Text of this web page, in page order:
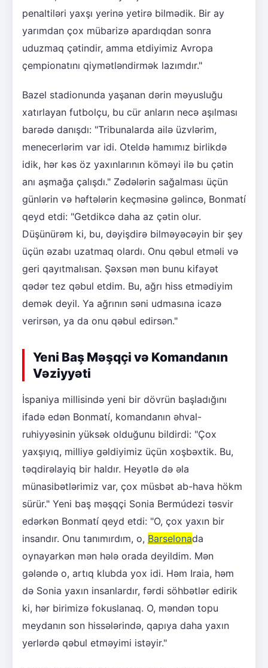
penaltiləri yaxşı yerinə yetirə bilmədik. Bir ay
yarımdan çox mübarizə apardıqdan sonra
uduzmaq çətindir, amma etdiyimiz Avropa
çempionatını qiymətləndirmək lazımdır."
Bazel stadionunda yaşanan dərin məyusluğu
xatırlayan futbolçu, bu cür anların necə aşılması
barədə danışdı: "Tribunalarda ailə üzvlərim,
menecerlərim var idi. Oteldə hamımız birlikdə
idik, hər kəs öz yaxınlarının köməyi ilə bu çətin
anı aşmağa çalışdı." Zədələrin sağalması üçün
günlərin və həftələrin keçməsinə gəlincə, Bonmatí
qeyd etdi: "Getdikcə daha az çətin olur.
Düşünürəm ki, bu, dəyişdirə bilməyəcəyin bir şey
üçün əzabı uzatmaq olardı. Onu qəbul etməli və
geri qayıtmalısan. Şəxsən mən bunu kifayət
qədər tez qəbul etdim. Bu, ağrı hiss etmədiyim
demək deyil. Ya ağrının səni udmasına icazə
verirsən, ya da onu qəbul edirsən."
Yeni Baş Məşqçi və Komandanın
Vəziyyəti
İspaniya millisində yeni bir dövrün başladığını
ifadə edən Bonmatí, komandanın əhval-
ruhiyyəsinin yüksək olduğunu bildirdi: "Çox
yaxşıyıq, milliyə gəldiyimiz üçün xoşbəxtik. Bu,
təqdirəlayiq bir haldır. Heyətlə də əla
münasibətlərimiz var, çox müsbət ab-hava hökm
sürür." Yeni baş məşqçi Sonia Bermúdezi təsvir
edərkən Bonmatí qeyd etdi: "O, çox yaxın bir
insandır. Onu tanımırdım, o, Barselonada
oynayarkən mən hələ orada deyildim. Mən
gələndə o, artıq klubda yox idi. Həm Iraia, həm
də Sonia yaxın insanlardır, fərdi söhbətlər edirik
ki, hər birimizə fokuslanaq. O, məndən topu
meydanın son hissələrində, qapıya daha yaxın
yerlərdə qəbul etməyimi istəyir."